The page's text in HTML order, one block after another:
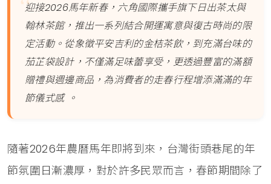
迎接2026馬年新春，六角國際攜手旗下日出茶太與
翰林茶館，推出一系列結合開運寓意與復古時尚的限
定活動。從象徵平安吉利的金桔茶飲，到充滿台味的
茄芷袋設計，不僅滿足味蕾享受，更透過豐富的滿額
贈禮與週邊商品，為消費者的走春行程增添滿滿的年
節儀式感 。
隨著2026年農曆馬年即將到來，台灣街頭巷尾的年
節氛圍日漸濃厚，對於許多民眾而言，春節期間除了